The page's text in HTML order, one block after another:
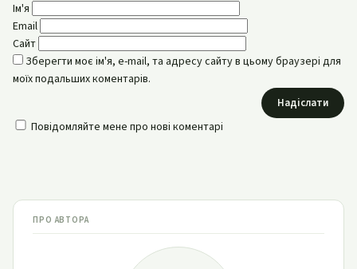
Ім'я
Email
Сайт
Зберегти моє ім'я, e-mail, та адресу сайту в цьому браузері для
моїх подальших коментарів.
Надіслати
Повідомляйте мене про нові коментарі
ПРО АВТОРА